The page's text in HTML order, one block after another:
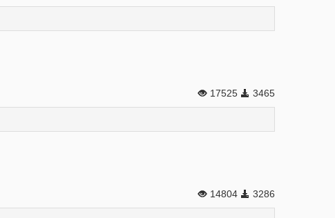
17525 3465
14804 3286